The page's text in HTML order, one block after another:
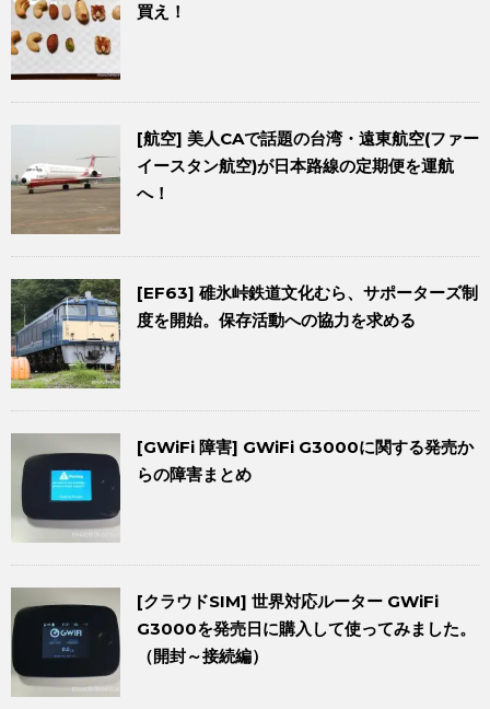
買え！
[航空] 美人CAで話題の台湾・遠東航空(ファー
イースタン航空)が日本路線の定期便を運航
へ！
[EF63] 碓氷峠鉄道文化むら、サポーターズ制
度を開始。保存活動への協力を求める
[GWiFi 障害] GWiFi G3000に関する発売か
らの障害まとめ
[クラウドSIM] 世界対応ルーター GWiFi
G3000を発売日に購入して使ってみました。
（開封～接続編）